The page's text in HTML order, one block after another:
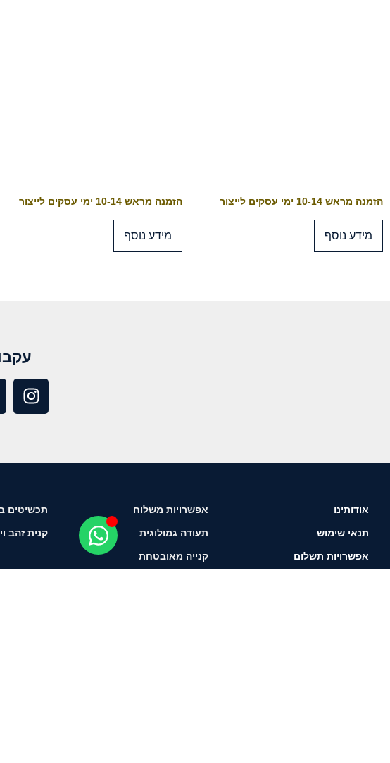
הזמנה מראש 10-14 ימי עסקים לייצור
מידע נוסף
הזמנה מראש 10-14 ימי עסקים לייצור
מידע נוסף
אודותינו
תנאי שימוש
אפשרויות תשלום
אפשרויות משלוח
תעודה גמולוגית
קנייה מאובטחת
תכשיטים
קנית זהב